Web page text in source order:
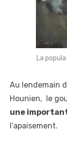
La
Au lendemain
Hounien, le
une
l’apaisement.